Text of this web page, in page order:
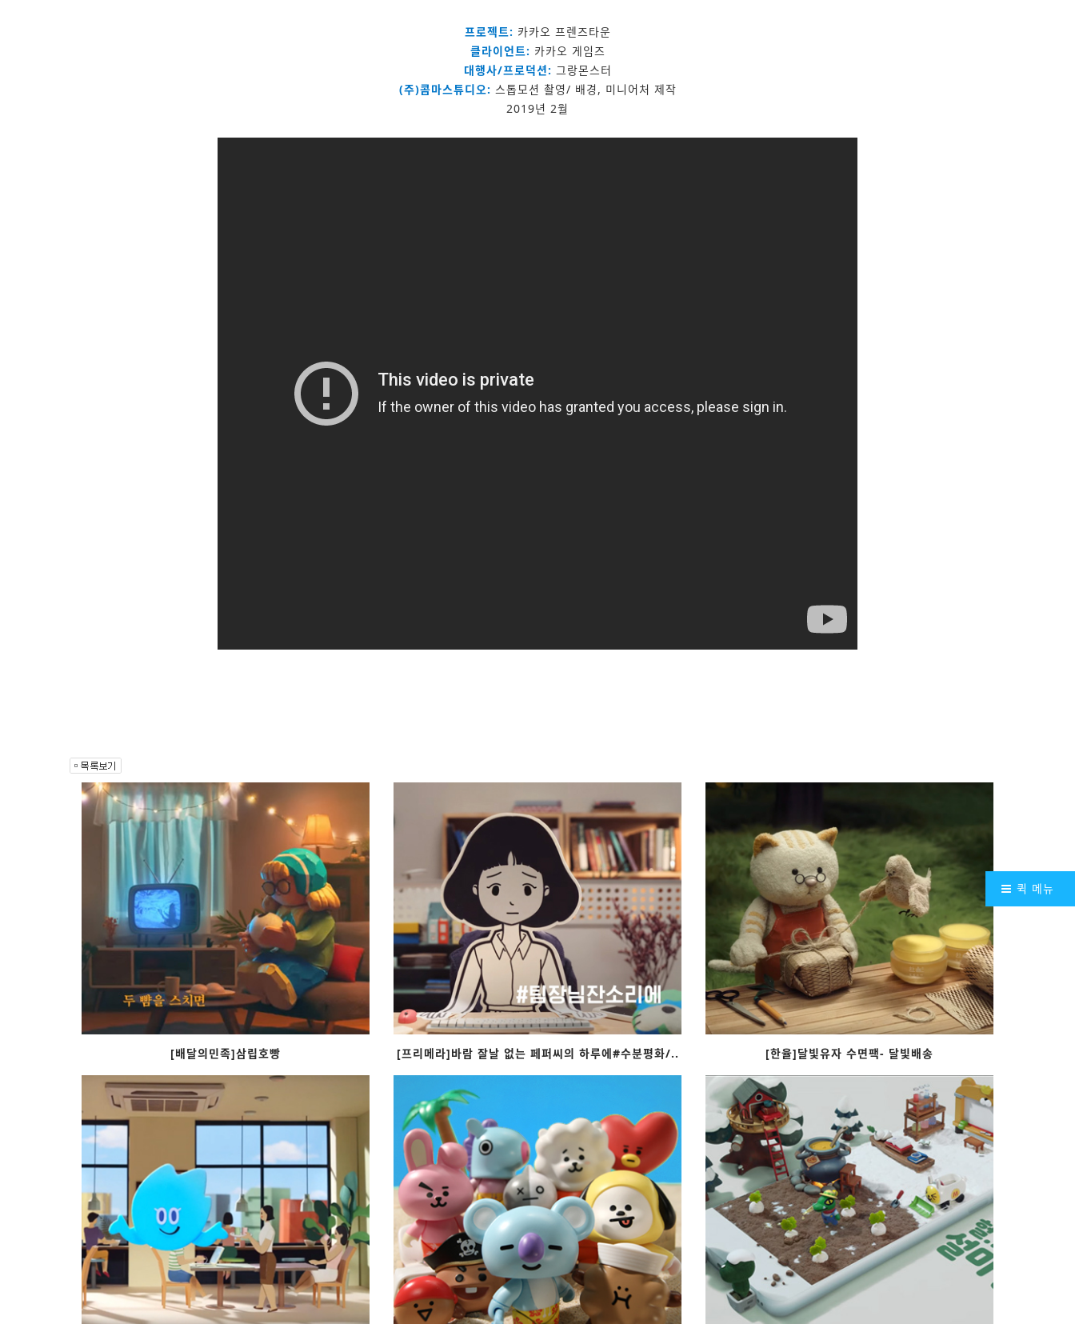
퀵 메뉴
프로젝트: 카카오 프렌즈타운
클라이언트: 카카오 게임즈
대행사/프로덕션: 그랑몬스터
(주)콤마스튜디오: 스톱모션 촬영/ 배경, 미니어처 제작
2019년 2월
[배달의민족]삼립호빵 [프리메라]바람 잘날 없는 페퍼씨의 하루에#수분평화/.. [한율]달빛유자 수면팩- 달빛배송